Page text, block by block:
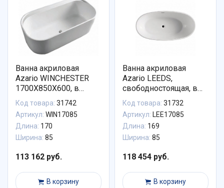
Ванна акриловая
Azario WINCHESTER
1700X850X600, в
комплекте с сифоном
и металлической
рамой
Код товара: 31742
Артикул: WIN17085
Длина: 170
Ширина: 85
113 162 руб.
В корзину
Ванна акриловая
Azario LEEDS,
свободностоящая, в
комплекте с сифоном
и металлической
рамой (LEE17085)
Код товара: 31732
Артикул: LEE17085
Длина: 169
Ширина: 85
118 454 руб.
В корзину